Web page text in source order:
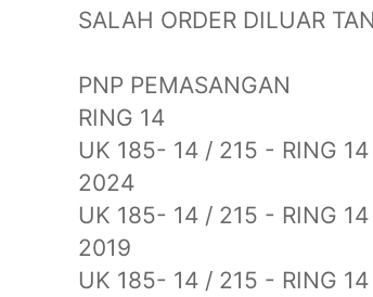
SALAH ORDER DILUAR
PNP PEMASANGAN
RING 14
UK 185- 14 / 215 - RING
2024
UK 185- 14 / 215 - RING
2019
UK 185- 14 / 215 - RING